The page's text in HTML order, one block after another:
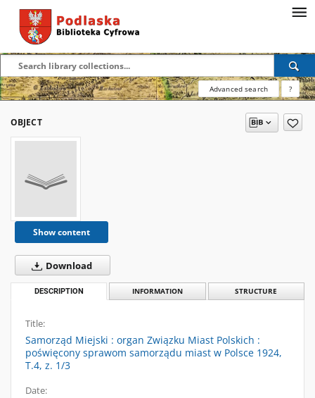
Advanced search ?
OBJECT
Show content
Download
DESCRIPTION INFORMATION STRUCTURE
Title:
Samorząd Miejski : organ Związku Miast Polskich :
poświęcony sprawom samorządu miast w Polsce 1924,
T.4, z. 1/3
Date: